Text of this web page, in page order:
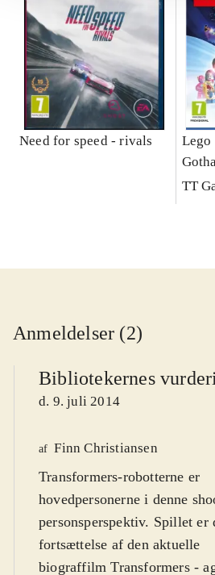
Need for speed - rivals
Lego
TT
Anmeldelser (2)
Bibliotekernes
d. 9. juli 2014
af Finn Christiansen
Transformers-robotterne er
hovedpersonerne i denne
personsperspektiv. Spillet er
fortsættelse af den aktuelle
biograffilm Transformers -